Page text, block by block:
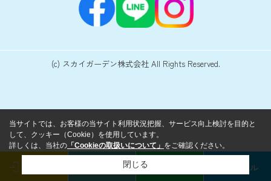
来店予約 メール
(c) スカイガーデン株式会社 All Rights Reserved.
当サイトでは、お客様の当サイト利用状況把握、サービス向上検討を目的と
して、クッキー（Cookie）を使用しています。
詳しくは、当社の 「Cookieの取扱いについて」 をご確認ください。
閉じる